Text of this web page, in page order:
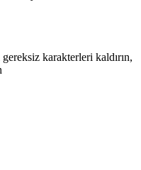
karakterleri kaldırın,